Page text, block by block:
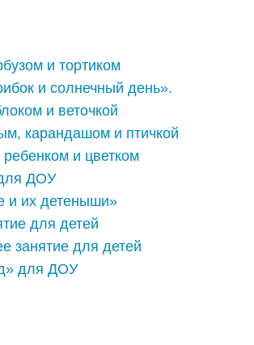
и тортиком
и солнечный день».
и веточкой
карандашом и птичкой
и цветком
ДОУ
и их детеныши»
для детей
занятие для детей
для ДОУ